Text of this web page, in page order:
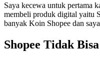
Saya kecewa untuk pertama
membeli produk digital yaitu
banyak Koin Shopee dan
Shopee Tidak